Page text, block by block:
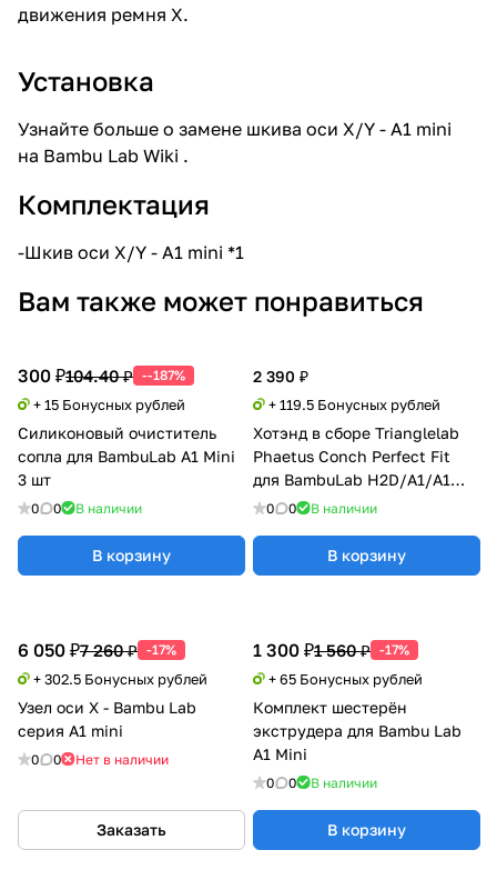
движения ремня X.
Установка
Узнайте больше о замене шкива оси X/Y - A1 mini
на Bambu Lab Wiki .
Комплектация
-Шкив оси X/Y - A1 mini *1
Вам также может понравиться
300 ₽104.40 ₽ --187%
+ 15 Бонусных рублей
Силиконовый очиститель
сопла для BambuLab A1 Mini
3 шт
0 0 В наличии
В корзину
2 390 ₽
+ 119.5 Бонусных рублей
Хотэнд в сборе Trianglelab
Phaetus Conch Perfect Fit
для BambuLab H2D/A1/A1
mini
0 0 В наличии
В корзину
1 300 ₽1 560 ₽ -17%
+ 65 Бонусных рублей
Комплект шестерён
экструдера для Bambu Lab
A1 Mini
0 0 В наличии
В корзину
6 050 ₽7 260 ₽ -17%
+ 302.5 Бонусных рублей
Узел оси X - Bambu Lab
серия A1 mini
0 0 Нет в наличии
Заказать